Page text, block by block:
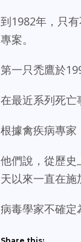
到1982年，只
專案。
第一只禿鷹於
在最近系列死亡
根據禽疾病專家
他們說，從歷史
天以來一直在施
病毒學家不確定